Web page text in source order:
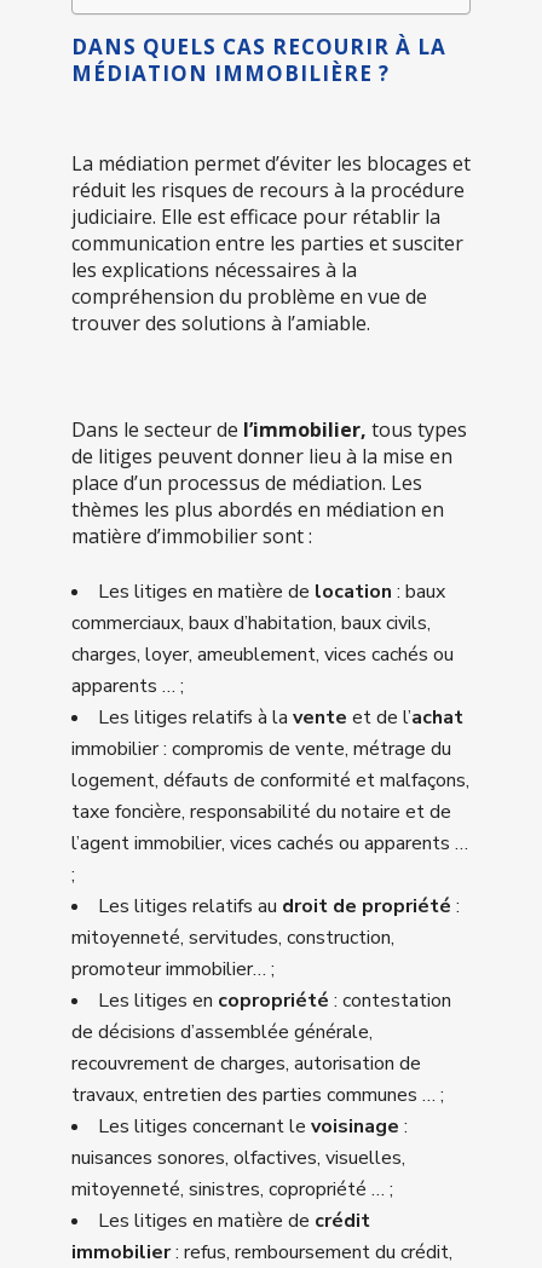
DANS QUELS CAS RECOURIR À LA
MÉDIATION IMMOBILIÈRE ?
La médiation permet d’éviter les blocages et
réduit les risques de recours à la procédure
judiciaire. Elle est efficace pour rétablir la
communication entre les parties et susciter
les explications nécessaires à la
compréhension du problème en vue de
trouver des solutions à l’amiable.
Dans le secteur de l’immobilier, tous types
de litiges peuvent donner lieu à la mise en
place d’un processus de médiation. Les
thèmes les plus abordés en médiation en
matière d’immobilier sont :
Les litiges en matière de location : baux
commerciaux, baux d’habitation, baux civils,
charges, loyer, ameublement, vices cachés ou
apparents … ;
Les litiges relatifs à la vente et de l’achat
immobilier : compromis de vente, métrage du
logement, défauts de conformité et malfaçons,
taxe foncière, responsabilité du notaire et de
l’agent immobilier, vices cachés ou apparents …
;
Les litiges relatifs au droit de propriété :
mitoyenneté, servitudes, construction,
promoteur immobilier… ;
Les litiges en copropriété : contestation
de décisions d’assemblée générale,
recouvrement de charges, autorisation de
travaux, entretien des parties communes … ;
Les litiges concernant le voisinage :
nuisances sonores, olfactives, visuelles,
mitoyenneté, sinistres, copropriété … ;
Les litiges en matière de crédit
immobilier: refus, remboursement du crédit,